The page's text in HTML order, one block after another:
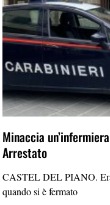
Minaccia
Arrestato
CASTEL DEL PIANO.
quando si è fermato